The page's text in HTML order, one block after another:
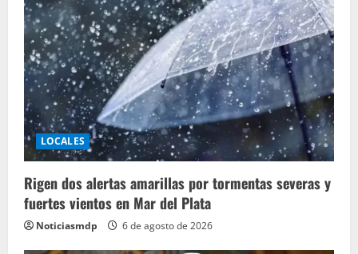
LOCALES
Rigen dos alertas amarillas por tormentas severas y
fuertes vientos en Mar del Plata
Noticiasmdp 6 de agosto de 2026